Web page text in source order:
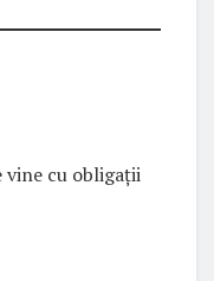
vine cu obligații